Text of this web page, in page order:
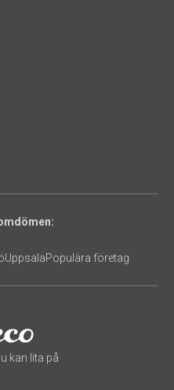
UppsalaPopulära företag
kan lita på